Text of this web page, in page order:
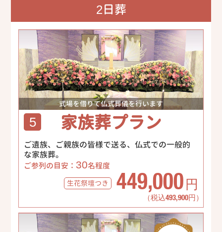
2日葬
式場を借りて仏式葬儀を行います
5 家族葬プラン
ご遺族、ご親族の皆様で送る、仏式での一般的
な家族葬。
ご参列の目安： 30名程度
生花祭壇つき 449,000 円
（税込493,900円）